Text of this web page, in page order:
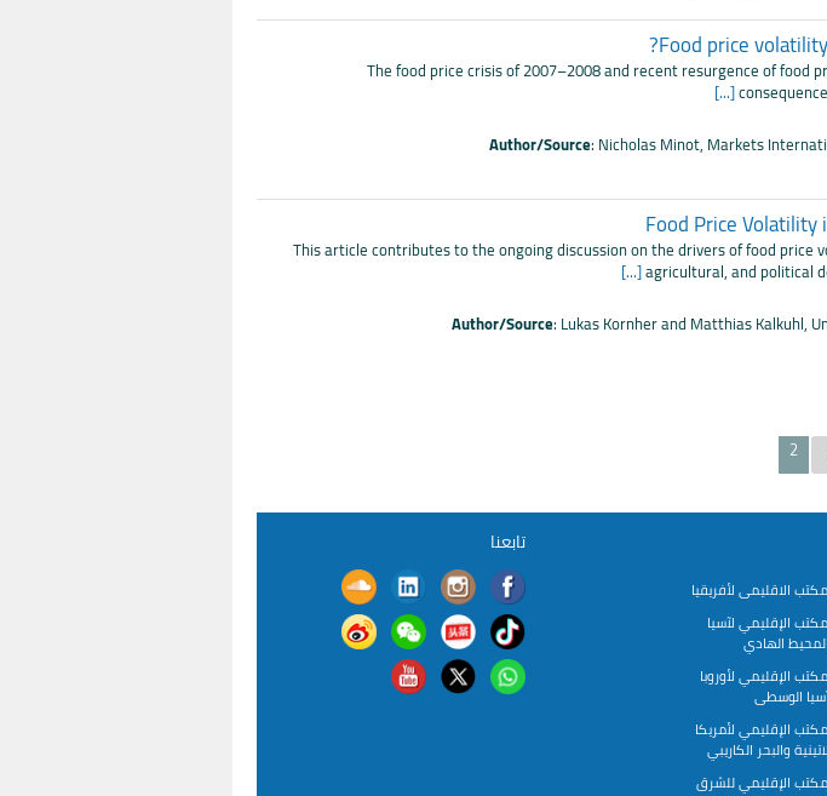
Food price
The food price crisis of 2007–2008 and recent resurgence of food
[...]
Author/Source: Nicholas Minot, Markets
Food Price
This article contributes to the ongoing discussion on the drivers of food
agricultural, and political
[...]
Author/Source: Lukas Kornher and Matthias Kalkuhl,
2
الاقليمى لأفريقيا
الإقليمي لآسيا
الهادي
الإقليمي لأوروبا
الوسطى
الإقليمي لأمريكا
والبحر الكاريبي
الإقليمي للشرق
تابعنا